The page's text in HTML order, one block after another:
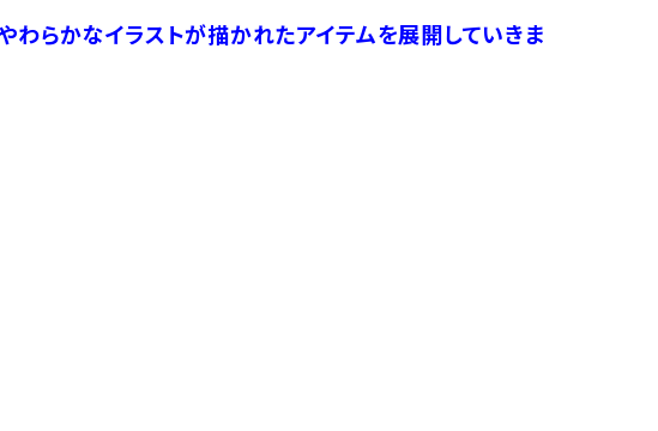
わらかなイラストが描かれたアイテムを展開していきま